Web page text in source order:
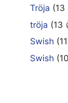
Tröja (13
tröja (13
Swish
Swish